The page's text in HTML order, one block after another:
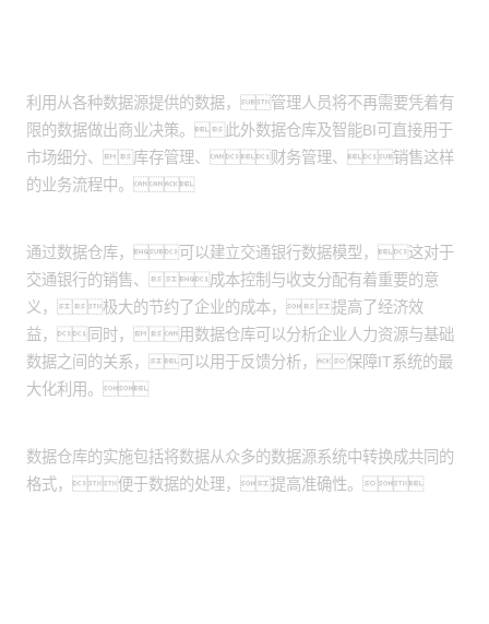
利用从各种数据源提供的数据，管理人员将不再需要凭着有
限的数据做出商业决策。此外数据仓库及智能BI可直接用于
市场细分、库存管理、财务管理、销售这样
的业务流程中。
通过数据仓库，可以建立交通银行数据模型，这对于
交通银行的销售、成本控制与收支分配有着重要的意
义，极大的节约了企业的成本，提高了经济效
益，同时，用数据仓库可以分析企业人力资源与基础
数据之间的关系，可以用于反馈分析，保障IT系统的最
大化利用。
数据仓库的实施包括将数据从众多的数据源系统中转换成共同的
格式，便于数据的处理，提高准确性。